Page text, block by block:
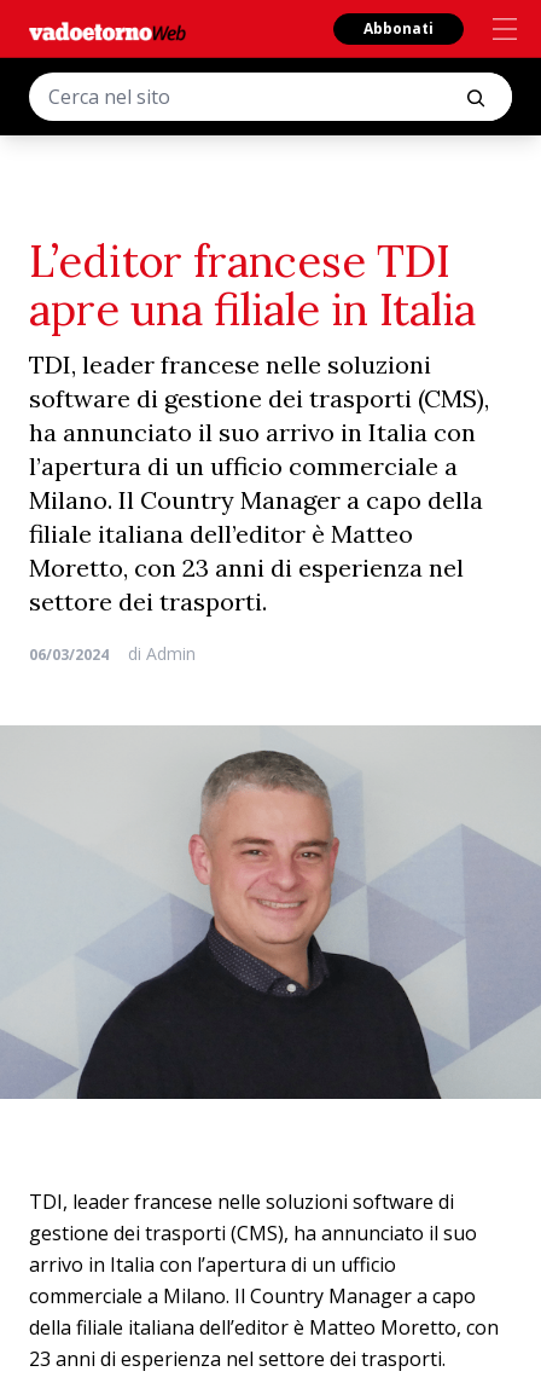
Abbonati
L’editor francese TDI
apre una filiale in Italia
TDI, leader francese nelle soluzioni
software di gestione dei trasporti (CMS),
ha annunciato il suo arrivo in Italia con
l’apertura di un ufficio commerciale a
Milano. Il Country Manager a capo della
filiale italiana dell’editor è Matteo
Moretto, con 23 anni di esperienza nel
settore dei trasporti.
06/03/2024 di Admin
TDI, leader francese nelle soluzioni software di
gestione dei trasporti (CMS), ha annunciato il suo
arrivo in Italia con l’apertura di un ufficio
commerciale a Milano. Il Country Manager a capo
della filiale italiana dell’editor è Matteo Moretto, con
23 anni di esperienza nel settore dei trasporti.